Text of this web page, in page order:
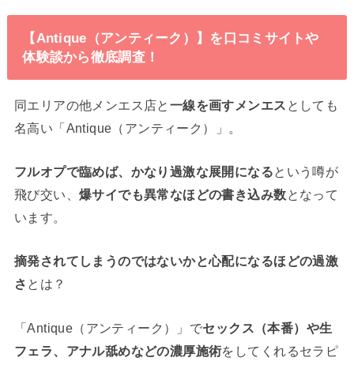
【Antique（アンティーク）】を口コミサイトや
体験談から徹底調査！
同エリアの他メンエス店と 一線を画すメンエス としても
名高い「Antique（アンティーク）」。
フルオプで臨めば、かなり過激な展開になるという噂が
飛び交い、 爆サイでも異常なほどの書き込み数となって
います。
摘発されてしまうのではないかと心配になるほどの過激
さ とは？
「Antique（アンティーク）」でセックス（本番）や生
フェラ、アナル舐めなどの濃厚施術をしてくれるセラピ